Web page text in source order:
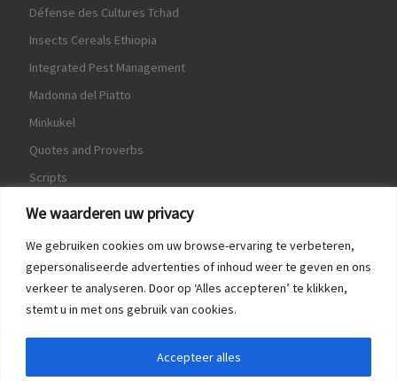
We waarderen uw privacy
We gebruiken cookies om uw browse-ervaring te verbeteren,
gepersonaliseerde advertenties of inhoud weer te geven en ons
verkeer te analyseren. Door op ‘Alles accepteren’ te klikken,
stemt u in met ons gebruik van cookies.
Accepteer alles
Défense des Cultures Tchad
Insects Cereals Ethiopia
Integrated Pest Management
Madonna del Piatto
Minkukel
Quotes and Proverbs
Scripts
World Crops Database
Game